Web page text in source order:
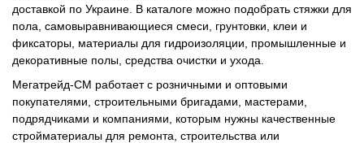
доставкой по Украине. В каталоге можно подобрать стяжки для
пола, самовыравнивающиеся смеси, грунтовки, клеи и
фиксаторы, материалы для гидроизоляции, промышленные и
декоративные полы, средства очистки и ухода.
Мегатрейд-СМ работает с розничными и оптовыми
покупателями, строительными бригадами, мастерами,
подрядчиками и компаниями, которым нужны качественные
стройматериалы для ремонта, строительства или